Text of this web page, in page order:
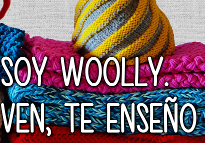
SOY WOOLLY.
VEN, TE